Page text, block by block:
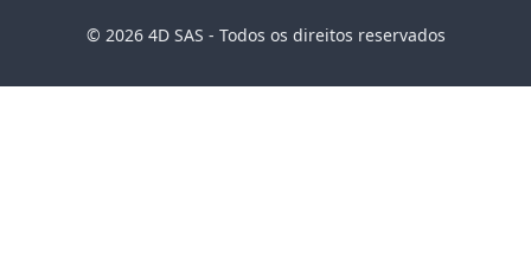
© 2026 4D SAS - Todos os direitos reservados